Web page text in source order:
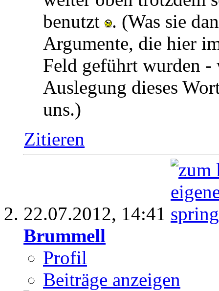
benutzt
. (Was sie
Argumente, die hier
Feld geführt wurden -
Auslegung dieses
uns.)
Zitieren
22.07.2012, 14:41
Brummell
Profil
Beiträge anzeigen